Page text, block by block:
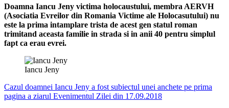
Doamna Iancu Jeny victima holocaustului, membra AERVH
(Asociatia Evreilor din Romania Victime ale Holocasutului) nu
este la prima intamplare trista de acest gen statul roman
trimitand aceasta familie in strada si in anii 40 pentru simplul
fapt ca erau evrei.
Iancu Jeny
Cazul doamnei Iancu Jeny a fost subiectul unei anchete pe prima
pagina a ziarul Evenimentul Zilei din 17.09.2018